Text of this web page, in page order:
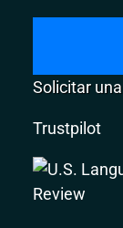
Solicitar
Trustpilot